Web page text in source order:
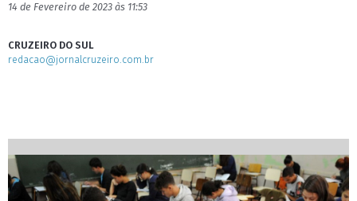
14 de Fevereiro de 2023 às 11:53
CRUZEIRO DO SUL
redacao@jornalcruzeiro.com.br